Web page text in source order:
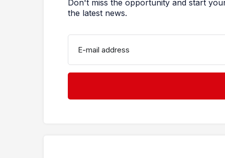
Don't miss the opportunity and start
the latest news.
E-mail address